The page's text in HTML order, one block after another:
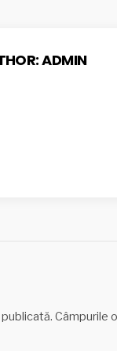
ADMIN
Câmpurile